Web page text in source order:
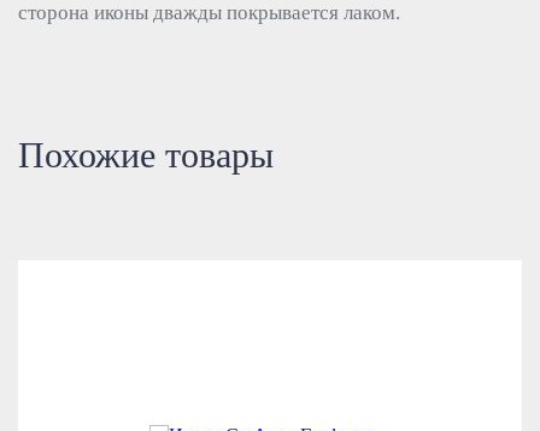
сторона иконы дважды покрывается лаком.
Похожие товары